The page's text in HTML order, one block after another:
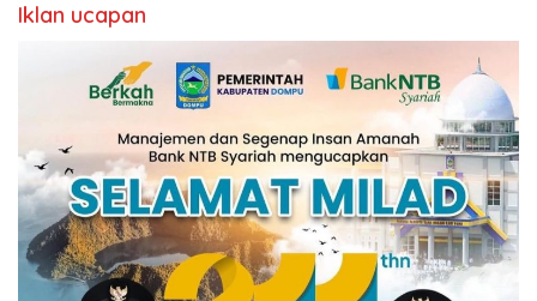
Iklan ucapan